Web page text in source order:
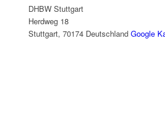
DHBW Stuttgart
Herdweg 18
Stuttgart, 70174 Deutschland Google